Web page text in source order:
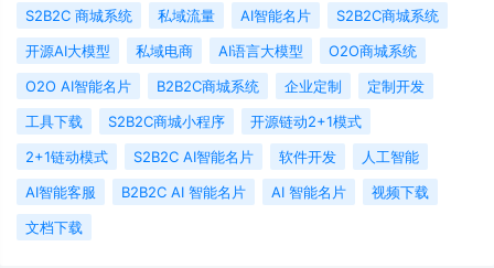
S2B2C 商城系统 私域流量 AI智能名片
S2B2C商城系统
开源AI大模型
私域电商 AI语言大模型
O2O商城系统
O2O AI智能名片
B2B2C商城系统 企业定制
定制开发
工具下载
S2B2C商城小程序
开源链动2+1模式
2+1链动模式
S2B2C AI智能名片 软件开发
人工智能
AI智能客服
B2B2C AI 智能名片 AI 智能名片
视频下载
文档下载